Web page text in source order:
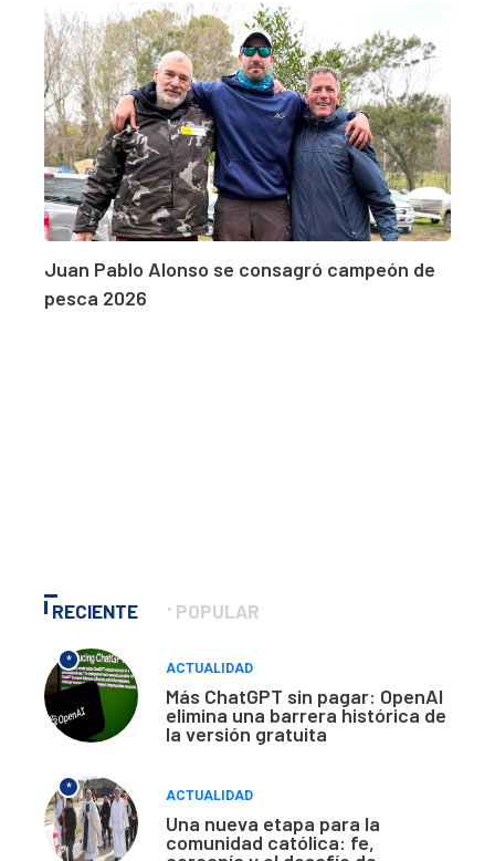
Juan Pablo Alonso se consagró campeón de
pesca 2026
RECIENTE POPULAR
*
ACTUALIDAD
Más ChatGPT sin pagar: OpenAI
elimina una barrera histórica de
la versión gratuita
*
ACTUALIDAD
Una nueva etapa para la
comunidad católica: fe,